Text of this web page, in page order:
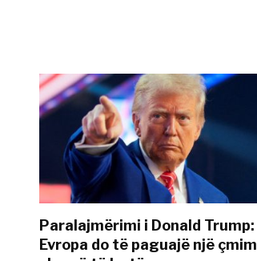
Paralajmërimi i Donald Trump:
Evropa do të paguajë një çmim